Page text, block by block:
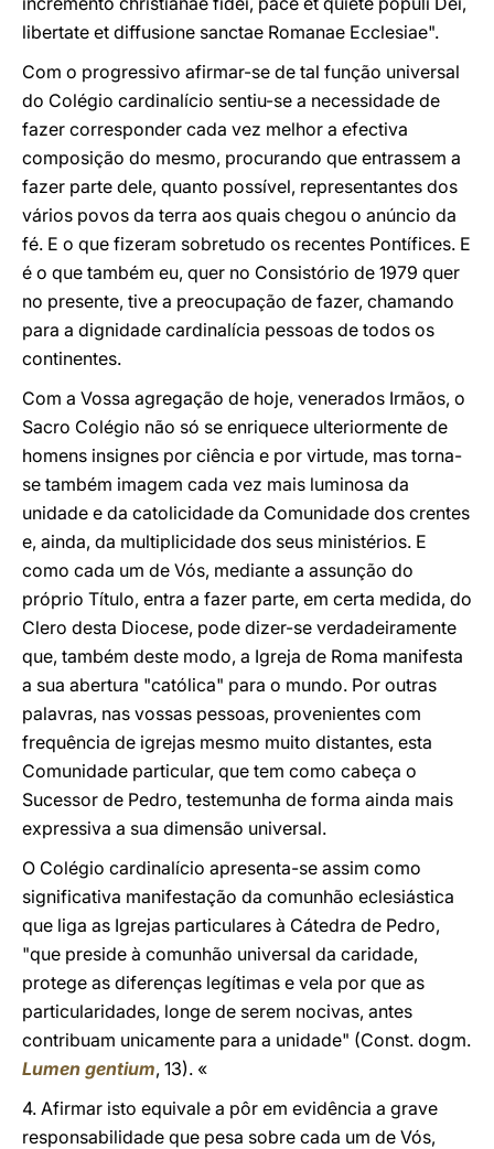
libertate et diffusione sanctae Romanae Ecclesiae".
Com o progressivo afirmar-se de tal função universal
do Colégio cardinalício sentiu-se a necessidade de
fazer corresponder cada vez melhor a efectiva
composição do mesmo, procurando que entrassem a
fazer parte dele, quanto possível, representantes dos
vários povos da terra aos quais chegou o anúncio da
fé. E o que fizeram sobretudo os recentes Pontífices. E
é o que também eu, quer no Consistório de 1979 quer
no presente, tive a preocupação de fazer, chamando
para a dignidade cardinalícia pessoas de todos os
continentes.
Com a Vossa agregação de hoje, venerados Irmãos, o
Sacro Colégio não só se enriquece ulteriormente de
homens insignes por ciência e por virtude, mas torna-
se também imagem cada vez mais luminosa da
unidade e da catolicidade da Comunidade dos crentes
e, ainda, da multiplicidade dos seus ministérios. E
como cada um de Vós, mediante a assunção do
próprio Título, entra a fazer parte, em certa medida, do
Clero desta Diocese, pode dizer-se verdadeiramente
que, também deste modo, a Igreja de Roma manifesta
a sua abertura "católica" para o mundo. Por outras
palavras, nas vossas pessoas, provenientes com
frequência de igrejas mesmo muito distantes, esta
Comunidade particular, que tem como cabeça o
Sucessor de Pedro, testemunha de forma ainda mais
expressiva a sua dimensão universal.
O Colégio cardinalício apresenta-se assim como
significativa manifestação da comunhão eclesiástica
que liga as Igrejas particulares à Cátedra de Pedro,
"que preside à comunhão universal da caridade,
protege as diferenças legítimas e vela por que as
particularidades, longe de serem nocivas, antes
contribuam unicamente para a unidade" (Const. dogm.
Lumen gentium, 13). «
4. Afirmar isto equivale a pôr em evidência a grave
responsabilidade que pesa sobre cada um de Vós,